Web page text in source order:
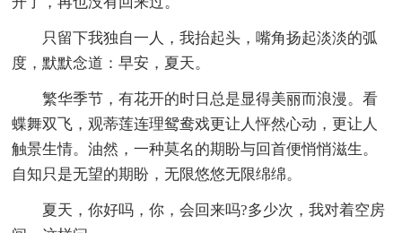
只留下我独自一人，我抬起头，嘴角扬起淡淡的弧
度，默默念道：早安，夏天。
繁华季节，有花开的时日总是显得美丽而浪漫。看
蝶舞双飞，观蒂莲连理鸳鸯戏更让人怦然心动，更让人
触景生情。油然，一种莫名的期盼与回首便悄悄滋生。
自知只是无望的期盼，无限悠悠无限绵绵。
夏天，你好吗，你，会回来吗?多少次，我对着空房